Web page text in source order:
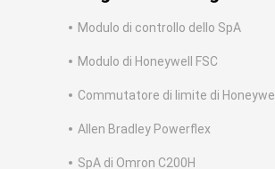
Modulo di controllo dello SpA
Modulo di Honeywell FSC
Commutatore di limite di Honeywell
Allen Bradley Powerflex
SpA di Omron C200H